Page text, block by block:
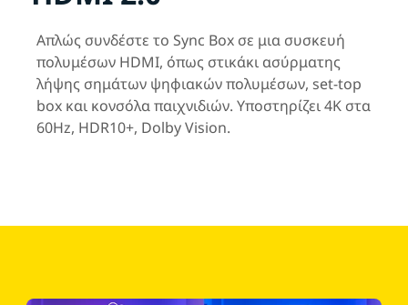
Απλώς συνδέστε το Sync Box σε μια συσκευή
πολυμέσων HDMI, όπως στικάκι ασύρματης
λήψης σημάτων ψηφιακών πολυμέσων, set-top
box και κονσόλα παιχνιδιών. Υποστηρίζει 4K στα
60Hz, HDR10+, Dolby Vision​.